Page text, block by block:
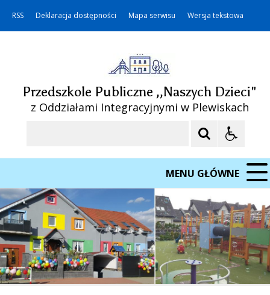
RSS Deklaracja dostępności Mapa serwisu Wersja tekstowa
Przedszkole Publiczne ,,Naszych Dzieci"
z Oddziałami Integracyjnymi w Plewiskach
MENU GŁÓWNE